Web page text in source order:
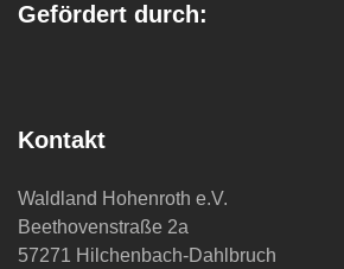
Gefördert durch:
Kontakt
Waldland Hohenroth e.V.
Beethovenstraße 2a
57271 Hilchenbach-Dahlbruch